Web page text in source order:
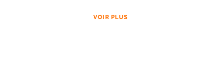
VOIR PLUS